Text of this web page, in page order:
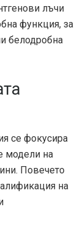
лъчи
функция, за
белодробна
се фокусира
модели на
Повечето
на